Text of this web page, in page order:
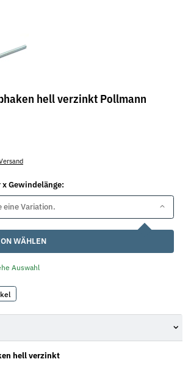
hell verzinkt Pollmann
Gewindelänge:
eine Variation.
WÄHLEN
Auswahl
hell verzinkt